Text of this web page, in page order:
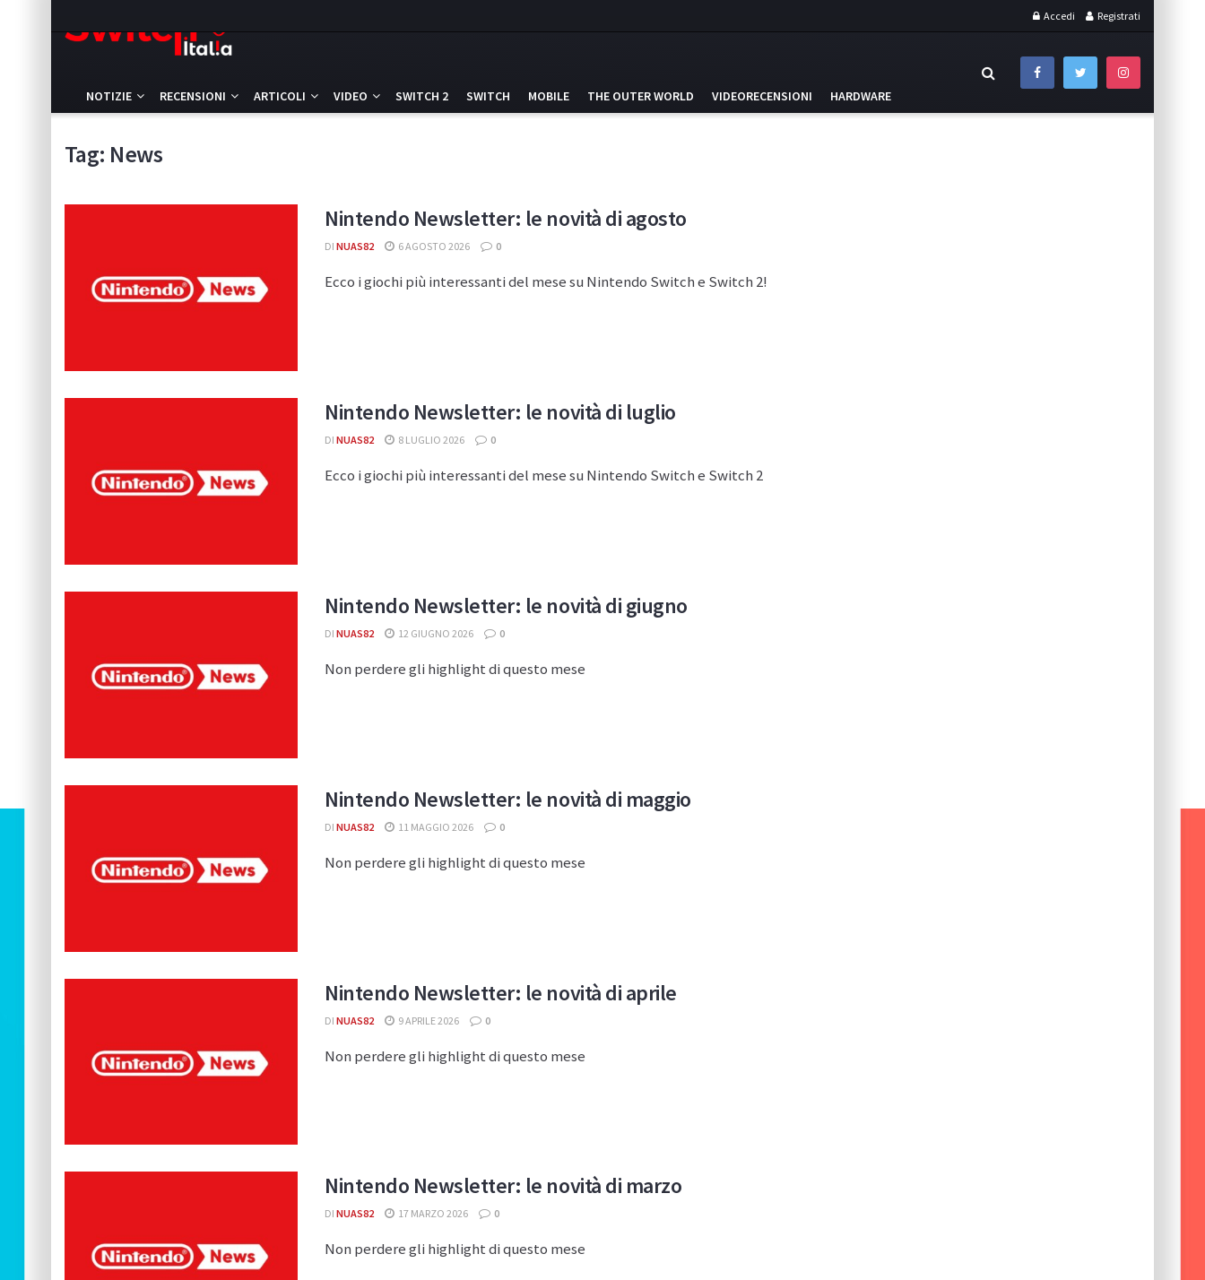
Accedi Registrati
NOTIZIE RECENSIONI ARTICOLI VIDEO SWITCH 2 SWITCH MOBILE THE OUTER WORLD VIDEORECENSIONI HARDWARE
Tag: News
Nintendo Newsletter: le novità di agosto
DI NUAS82 6 AGOSTO 2026 0
Ecco i giochi più interessanti del mese su Nintendo Switch e Switch 2!
Nintendo Newsletter: le novità di luglio
DI NUAS82 8 LUGLIO 2026 0
Ecco i giochi più interessanti del mese su Nintendo Switch e Switch 2
Nintendo Newsletter: le novità di giugno
DI NUAS82 12 GIUGNO 2026 0
Non perdere gli highlight di questo mese
Nintendo Newsletter: le novità di maggio
DI NUAS82 11 MAGGIO 2026 0
Non perdere gli highlight di questo mese
Nintendo Newsletter: le novità di aprile
DI NUAS82 9 APRILE 2026 0
Non perdere gli highlight di questo mese
Nintendo Newsletter: le novità di marzo
DI NUAS82 17 MARZO 2026 0
Non perdere gli highlight di questo mese